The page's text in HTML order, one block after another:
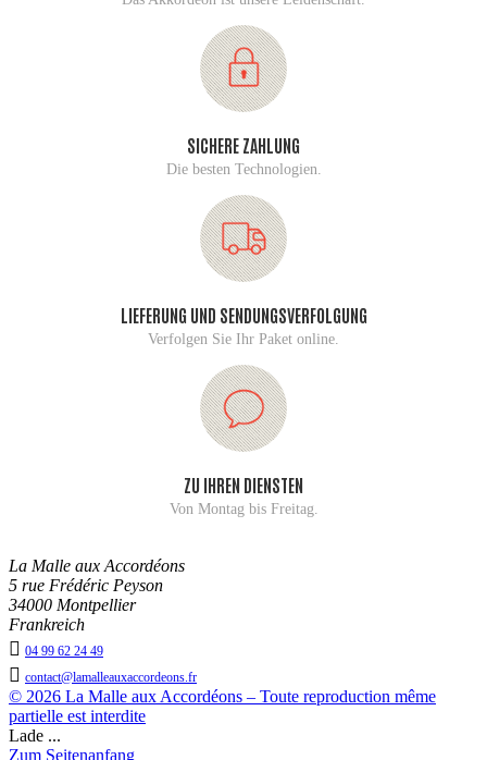
SICHERE ZAHLUNG
Die besten Technologien.
LIEFERUNG UND SENDUNGSVERFOLGUNG
Verfolgen Sie Ihr Paket online.
ZU IHREN DIENSTEN
Von Montag bis Freitag.
La Malle aux Accordéons
5 rue Frédéric Peyson
34000 Montpellier
Frankreich
 04 99 62 24 49
 contact@lamalleauxaccordeons.fr
© 2026 La Malle aux Accordéons – Toute reproduction même
partielle est interdite
Lade ...
Zum Seitenanfang